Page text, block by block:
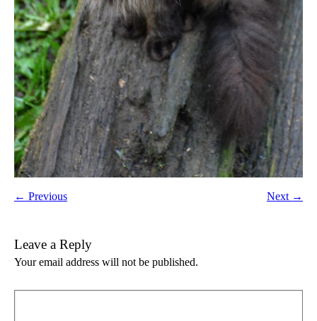
← Previous Next →
Leave a Reply
Your email address will not be published.